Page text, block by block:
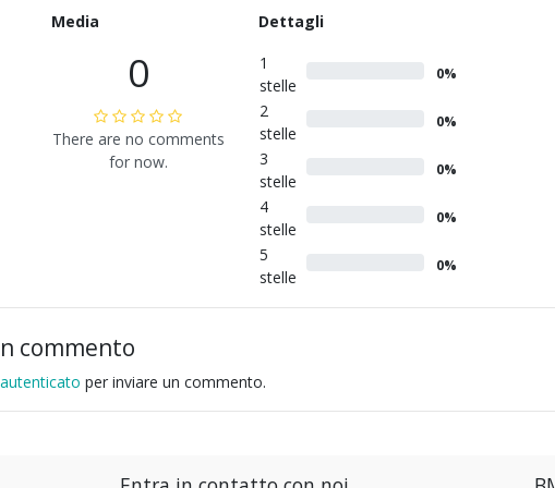
Media
0
There are no comments
for now.
Dettagli
1
stelle
0%
2
stelle
0%
3
stelle
0%
4
stelle
0%
5
stelle
0%
commento
autenticato per inviare un commento.